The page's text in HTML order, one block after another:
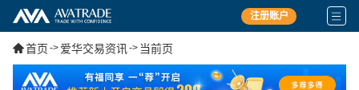
注册账户
首页 -> 爱华交易资讯 -> 当前页